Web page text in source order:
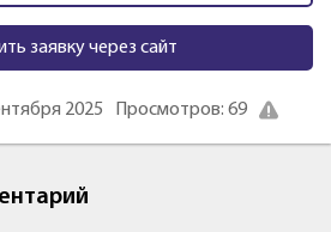
заявку через сайт
2025 Просмотров: 69